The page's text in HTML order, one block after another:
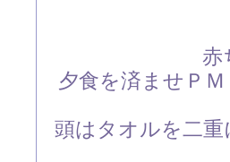
赤
夕食を済ませＰ
頭はタオルを二